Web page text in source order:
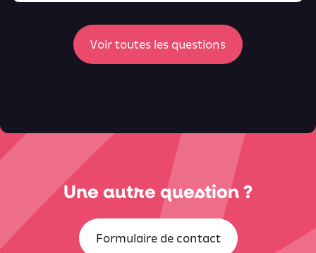
Voir toutes les questions
Une autre question ?
Formulaire de contact